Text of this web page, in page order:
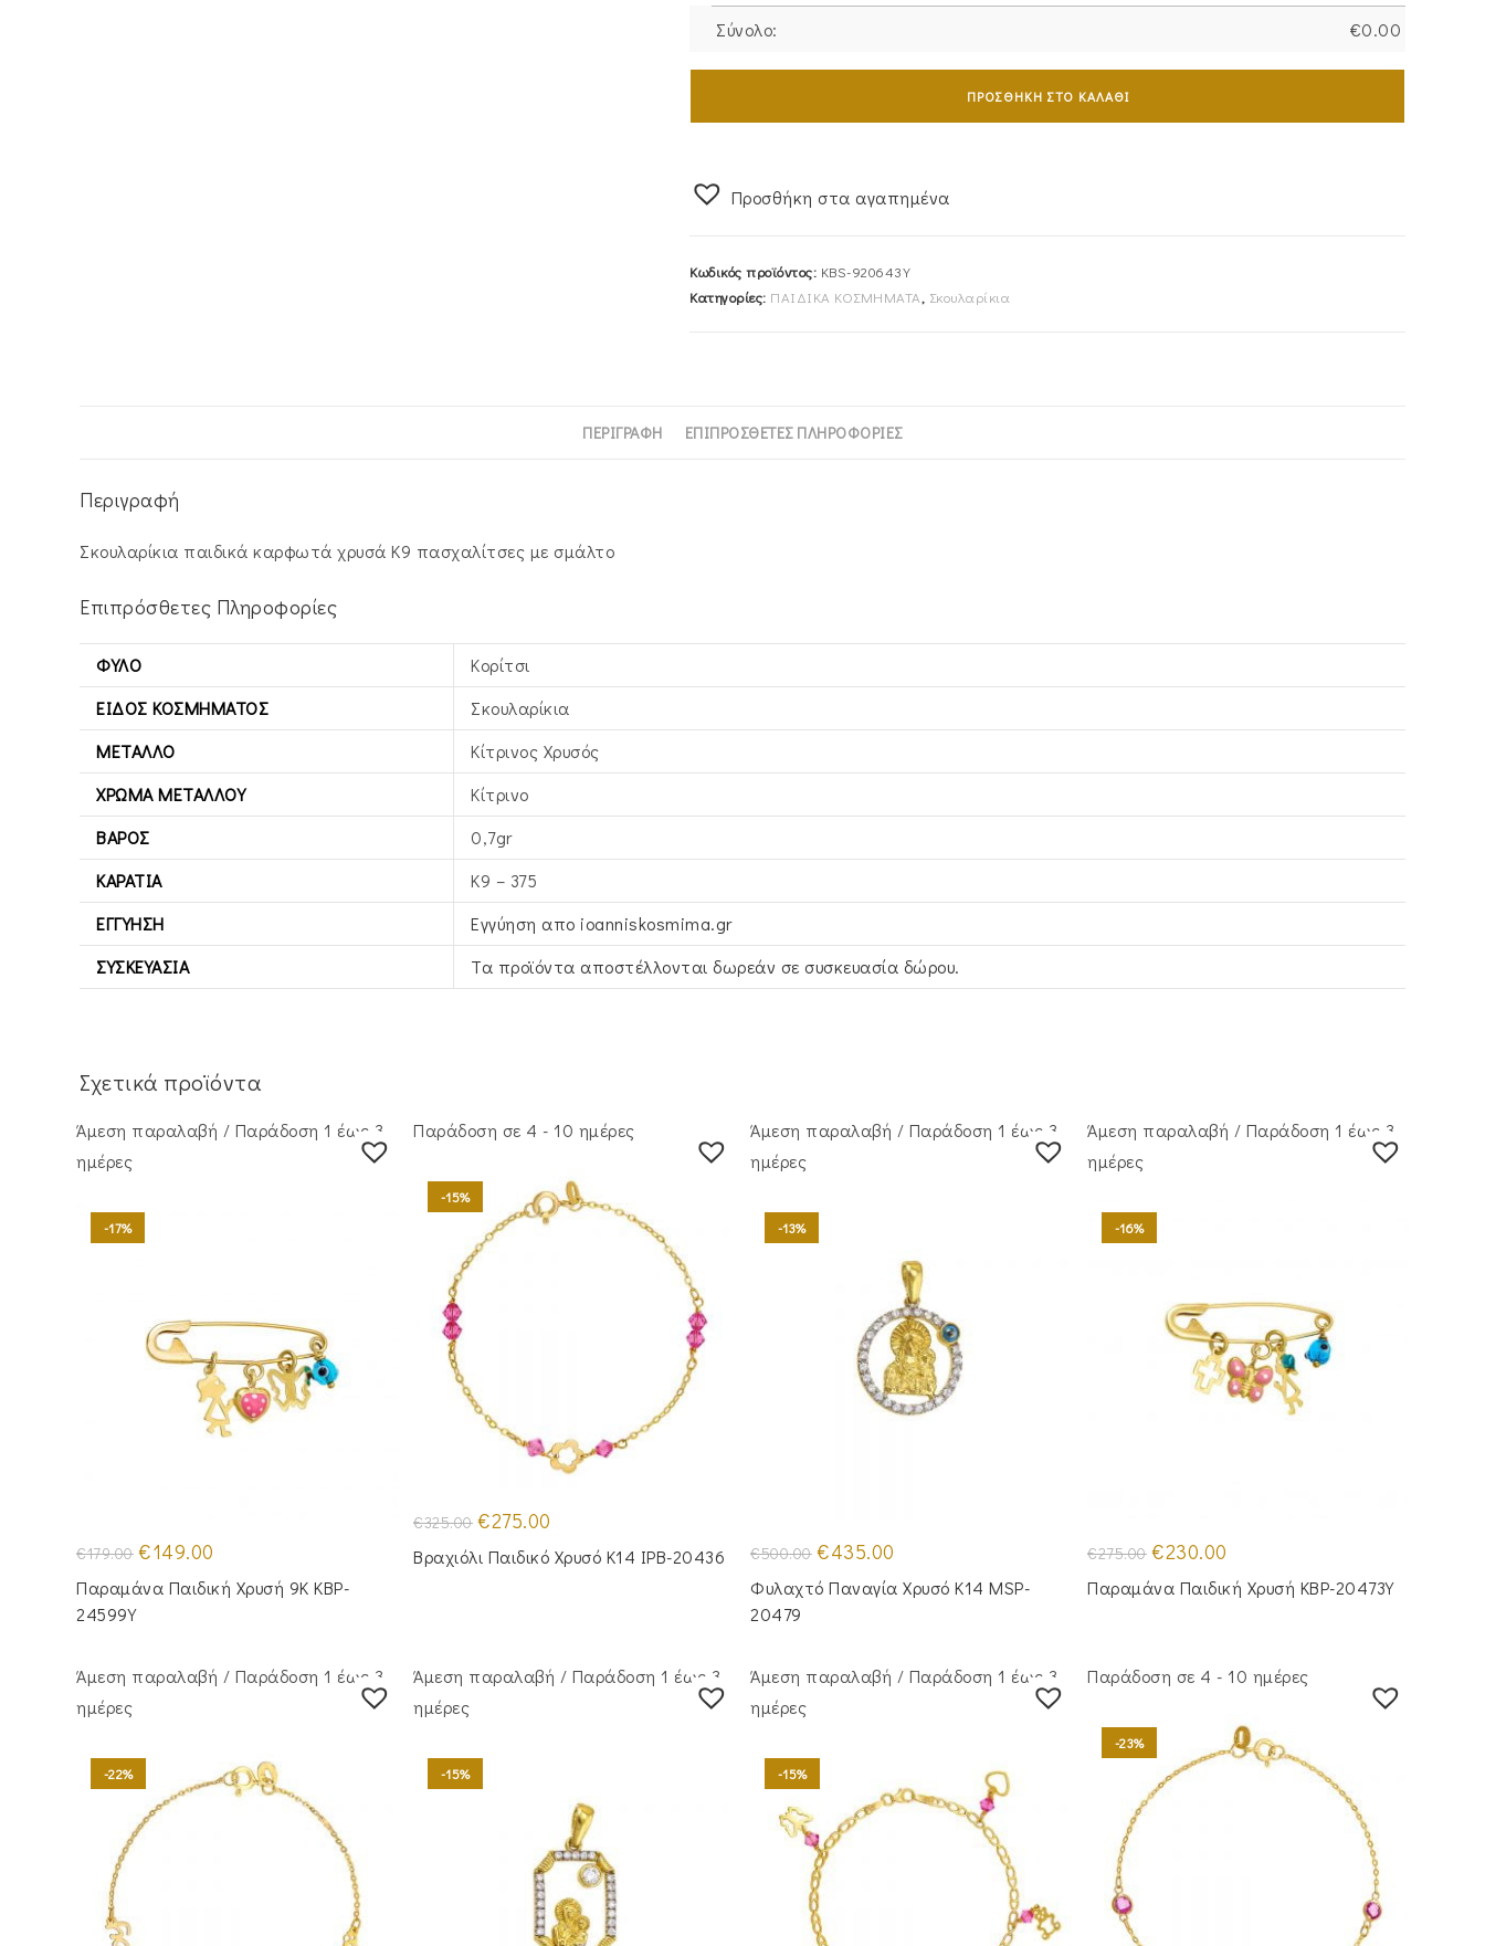
Σύνολο: €0.00
Σκουλαρίκια
Παιδικά
920643Y
ΠΡΟΣΘΉΚΗ ΣΤΟ ΚΑΛΆΘΙ
Προσθήκη στα αγαπημένα
Κωδικός προϊόντος: KBS-920643Y
Κατηγορίες: ΠΑΙΔΙΚΑ ΚΟΣΜΗΜΑΤΑ, Σκουλαρίκια
ΠΕΡΙΓΡΑΦΉ ΕΠΙΠΡΌΣΘΕΤΕΣ ΠΛΗΡΟΦΟΡΊΕΣ
Περιγραφή
Σκουλαρίκια παιδικά καρφωτά χρυσά Κ9 πασχαλίτσες με σμάλτο
Επιπρόσθετες Πληροφορίες
ΦΎΛΟ
Κορίτσι
ΕΊΔΟΣ ΚΟΣΜΉΜΑΤΟΣ
Σκουλαρίκια
ΜΈΤΑΛΛΟ
Κίτρινος Xρυσός
ΧΡΏΜΑ ΜΕΤΆΛΛΟΥ
Κίτρινο
ΒΆΡΟΣ
0,7gr
ΚΑΡΆΤΙΑ
Κ9 – 375
ΕΓΓΎΗΣΗ
Εγγύηση απο ioanniskosmima.gr
ΣΥΣΚΕΥΑΣΊΑ
Τα προϊόντα αποστέλλονται δωρεάν σε συσκευασία δώρου.
Σχετικά προϊόντα
Άμεση παραλαβή / Παράδoση 1 έως 3
ημέρες
-17%
€179.00 Original
price
was:
€179.00.
€149.00
τιμή
είναι:
Παραμάνα Παιδική Χρυσή 9Κ KBP-
24599Υ
Παράδοση σε 4 - 10 ημέρες
-15%
€325.00 Original
price
was:
€325.00.
€275.00
τιμή
είναι:
Βραχιόλι Παιδικό Χρυσό Κ14 IPB-20436
Άμεση παραλαβή / Παράδoση 1 έως 3
ημέρες
-13%
€500.00 Original
price
was:
€500.00.
€435.00
τιμή
είναι:
Φυλαχτό Παναγία Χρυσό Κ14 MSP-
20479
Άμεση παραλαβή / Παράδoση 1 έως 3
ημέρες
-16%
€275.00 Original
price
was:
€275.00.
€230.00
τιμή
είναι:
Παραμάνα Παιδική Χρυσή KBP-20473Υ
Άμεση παραλαβή / Παράδoση 1 έως 3
ημέρες
-22%
Άμεση παραλαβή / Παράδoση 1 έως 3
ημέρες
-15%
Άμεση παραλαβή / Παράδoση 1 έως 3
ημέρες
-15%
Παράδοση σε 4 - 10 ημέρες
-23%